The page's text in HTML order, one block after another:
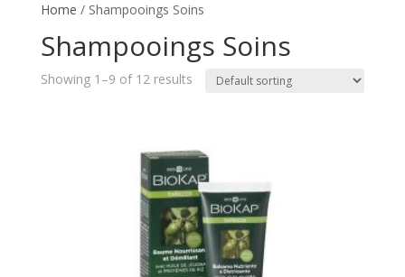
Home / Shampooings Soins
Shampooings Soins
Showing 1–9 of 12 results